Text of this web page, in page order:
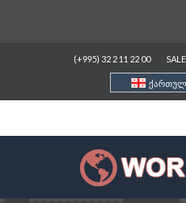
(+995) 32 2 11 22 00